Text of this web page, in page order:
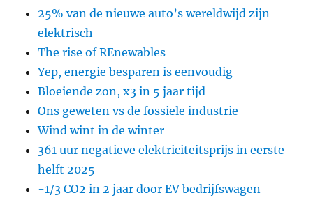
25% van de nieuwe auto’s wereldwijd zijn
elektrisch
The rise of REnewables
Yep, energie besparen is eenvoudig
Bloeiende zon, x3 in 5 jaar tijd
Ons geweten vs de fossiele industrie
Wind wint in de winter
361 uur negatieve elektriciteitsprijs in eerste
helft 2025
-1/3 CO2 in 2 jaar door EV bedrijfswagen